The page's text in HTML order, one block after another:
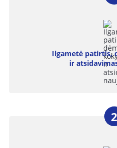
Ilgametė patirtis,
ir